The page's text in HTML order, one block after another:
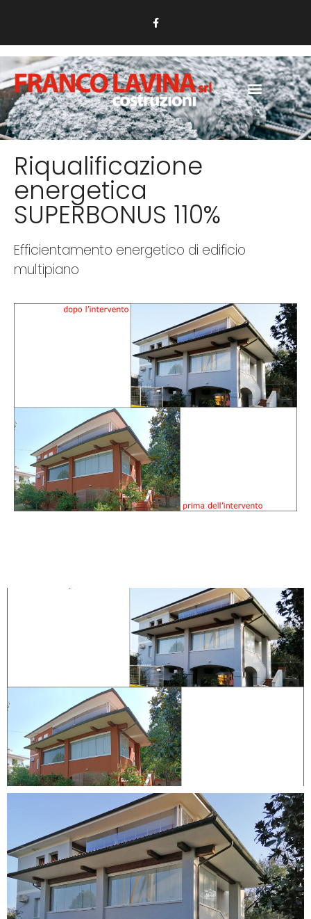
Riqualificazione
energetica
SUPERBONUS 110%
Efficientamento energetico di edificio
multipiano